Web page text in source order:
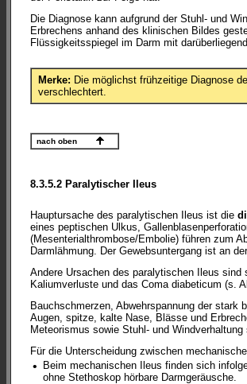
Die Diagnose kann aufgrund der Stuhl- und
Erbrechens anhand des klinischen Bildes
Flüssigkeitsspiegel im Darm mit
Merke: Die möglichst frühzeitige Diagnose
verschlechtert.
nach oben
8.3.5.2 Paralytischer Ileus
Hauptursache des paralytischen Ileus ist die
eines peptischen Ulkus,
(Mesenterialthrombose/Embolie) führen zum
Darmlähmung. Der Gewebsuntergang ist an
Andere Ursachen des paralytischen Ileus
Kaliumverluste und das Coma diabeticum (s.
Bauchschmerzen, Abwehrspannung der stark
Augen, spitze, kalte Nase, Blässe und
Meteorismus sowie Stuhl- und
Für die Unterscheidung zwischen
•
Beim mechanischen Ileus finden sich
ohne Stethoskop hörbare Darmgeräusche.